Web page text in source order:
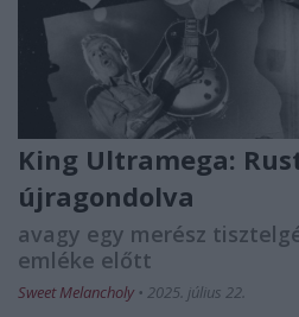
King Ultramega:
újragondolva
avagy egy merész
emléke előtt
Sweet Melancholy • 2025. július 22.